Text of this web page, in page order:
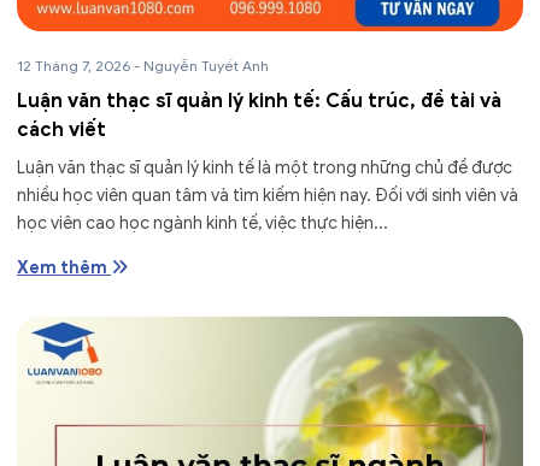
12 Tháng 7, 2026 - Nguyễn Tuyết Anh
Luận văn thạc sĩ quản lý kinh tế: Cấu trúc, đề tài và
cách viết
Luận văn thạc sĩ quản lý kinh tế là một trong những chủ đề được
nhiều học viên quan tâm và tìm kiếm hiện nay. Đối với sinh viên và
học viên cao học ngành kinh tế, việc thực hiện...
Xem thêm